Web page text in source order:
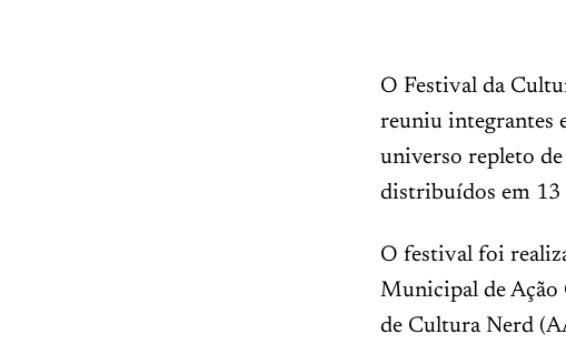
O Festival da
reuniu integrantes
universo repleto
distribuídos em 13
O festival foi
Municipal de Ação
de Cultura Nerd